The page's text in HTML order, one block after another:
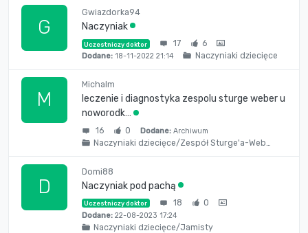
G
Gwiazdorka94
Naczyniak
Uczestniczy doktor 17 6
Dodane:18-11-2022 21:14 Naczyniaki dziecięce
M
Michalm
leczenie i diagnostyka zespolu sturge weber u
noworodk…
16 0 Dodane:Archiwum
Naczyniaki dziecięce/Zespół Sturge'a-Web…
D
Domi88
Naczyniak pod pachą
Uczestniczy doktor 18 0
Dodane:22-08-2023 17:24
Naczyniaki dziecięce/Jamisty